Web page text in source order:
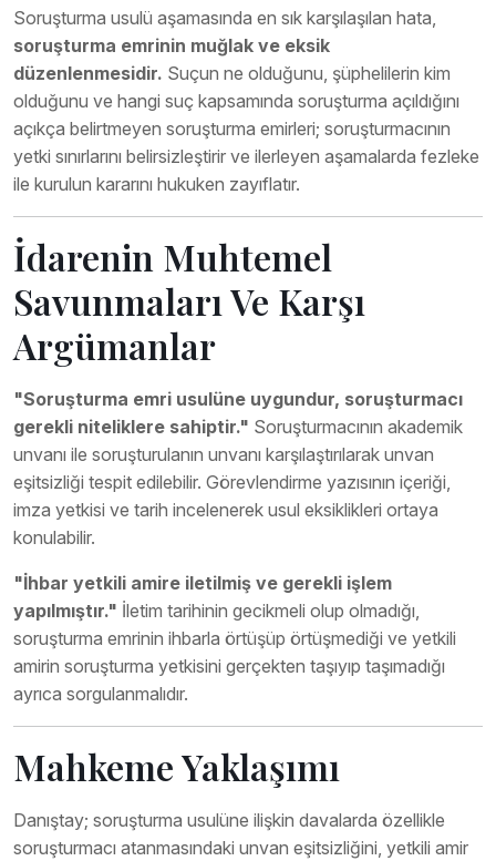
Soruşturma usulü aşamasında en sık karşılaşılan hata,
soruşturma emrinin muğlak ve eksik
düzenlenmesidir. Suçun ne olduğunu, şüphelilerin kim
olduğunu ve hangi suç kapsamında soruşturma açıldığını
açıkça belirtmeyen soruşturma emirleri; soruşturmacının
yetki sınırlarını belirsizleştirir ve ilerleyen aşamalarda fezleke
ile kurulun kararını hukuken zayıflatır.
İdarenin Muhtemel
Savunmaları Ve Karşı
Argümanlar
"Soruşturma emri usulüne uygundur, soruşturmacı
gerekli niteliklere sahiptir." Soruşturmacının akademik
unvanı ile soruşturulanın unvanı karşılaştırılarak unvan
eşitsizliği tespit edilebilir. Görevlendirme yazısının içeriği,
imza yetkisi ve tarih incelenerek usul eksiklikleri ortaya
konulabilir.
"İhbar yetkili amire iletilmiş ve gerekli işlem
yapılmıştır." İletim tarihinin gecikmeli olup olmadığı,
soruşturma emrinin ihbarla örtüşüp örtüşmediği ve yetkili
amirin soruşturma yetkisini gerçekten taşıyıp taşımadığı
ayrıca sorgulanmalıdır.
Mahkeme Yaklaşımı
Danıştay; soruşturma usulüne ilişkin davalarda özellikle
soruşturmacı atanmasındaki unvan eşitsizliğini, yetkili amir